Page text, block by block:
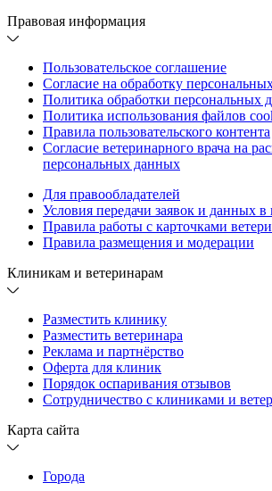
Правовая информация
Пользовательское соглашение
Согласие на обработку
Политика обработки персональных
Политика использования файлов
Правила пользовательского контента
Согласие ветеринарного врача на
персональных данных
Для правообладателей
Условия передачи заявок и данных
Правила работы с карточками
Правила размещения и модерации
Клиникам и ветеринарам
Разместить клинику
Разместить ветеринара
Реклама и партнёрство
Оферта для клиник
Порядок оспаривания отзывов
Сотрудничество с клиниками и
Карта сайта
Города